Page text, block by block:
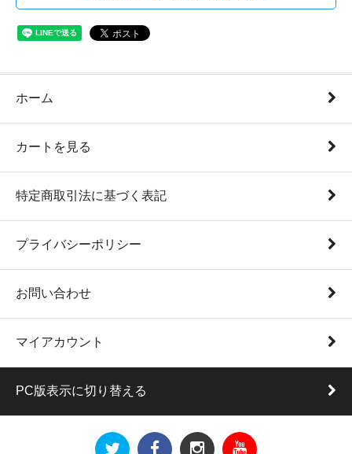
ホーム
カートを見る
特定商取引法に基づく表記
プライバシーポリシー
お問い合わせ
マイアカウント
PC版表示に切り替える